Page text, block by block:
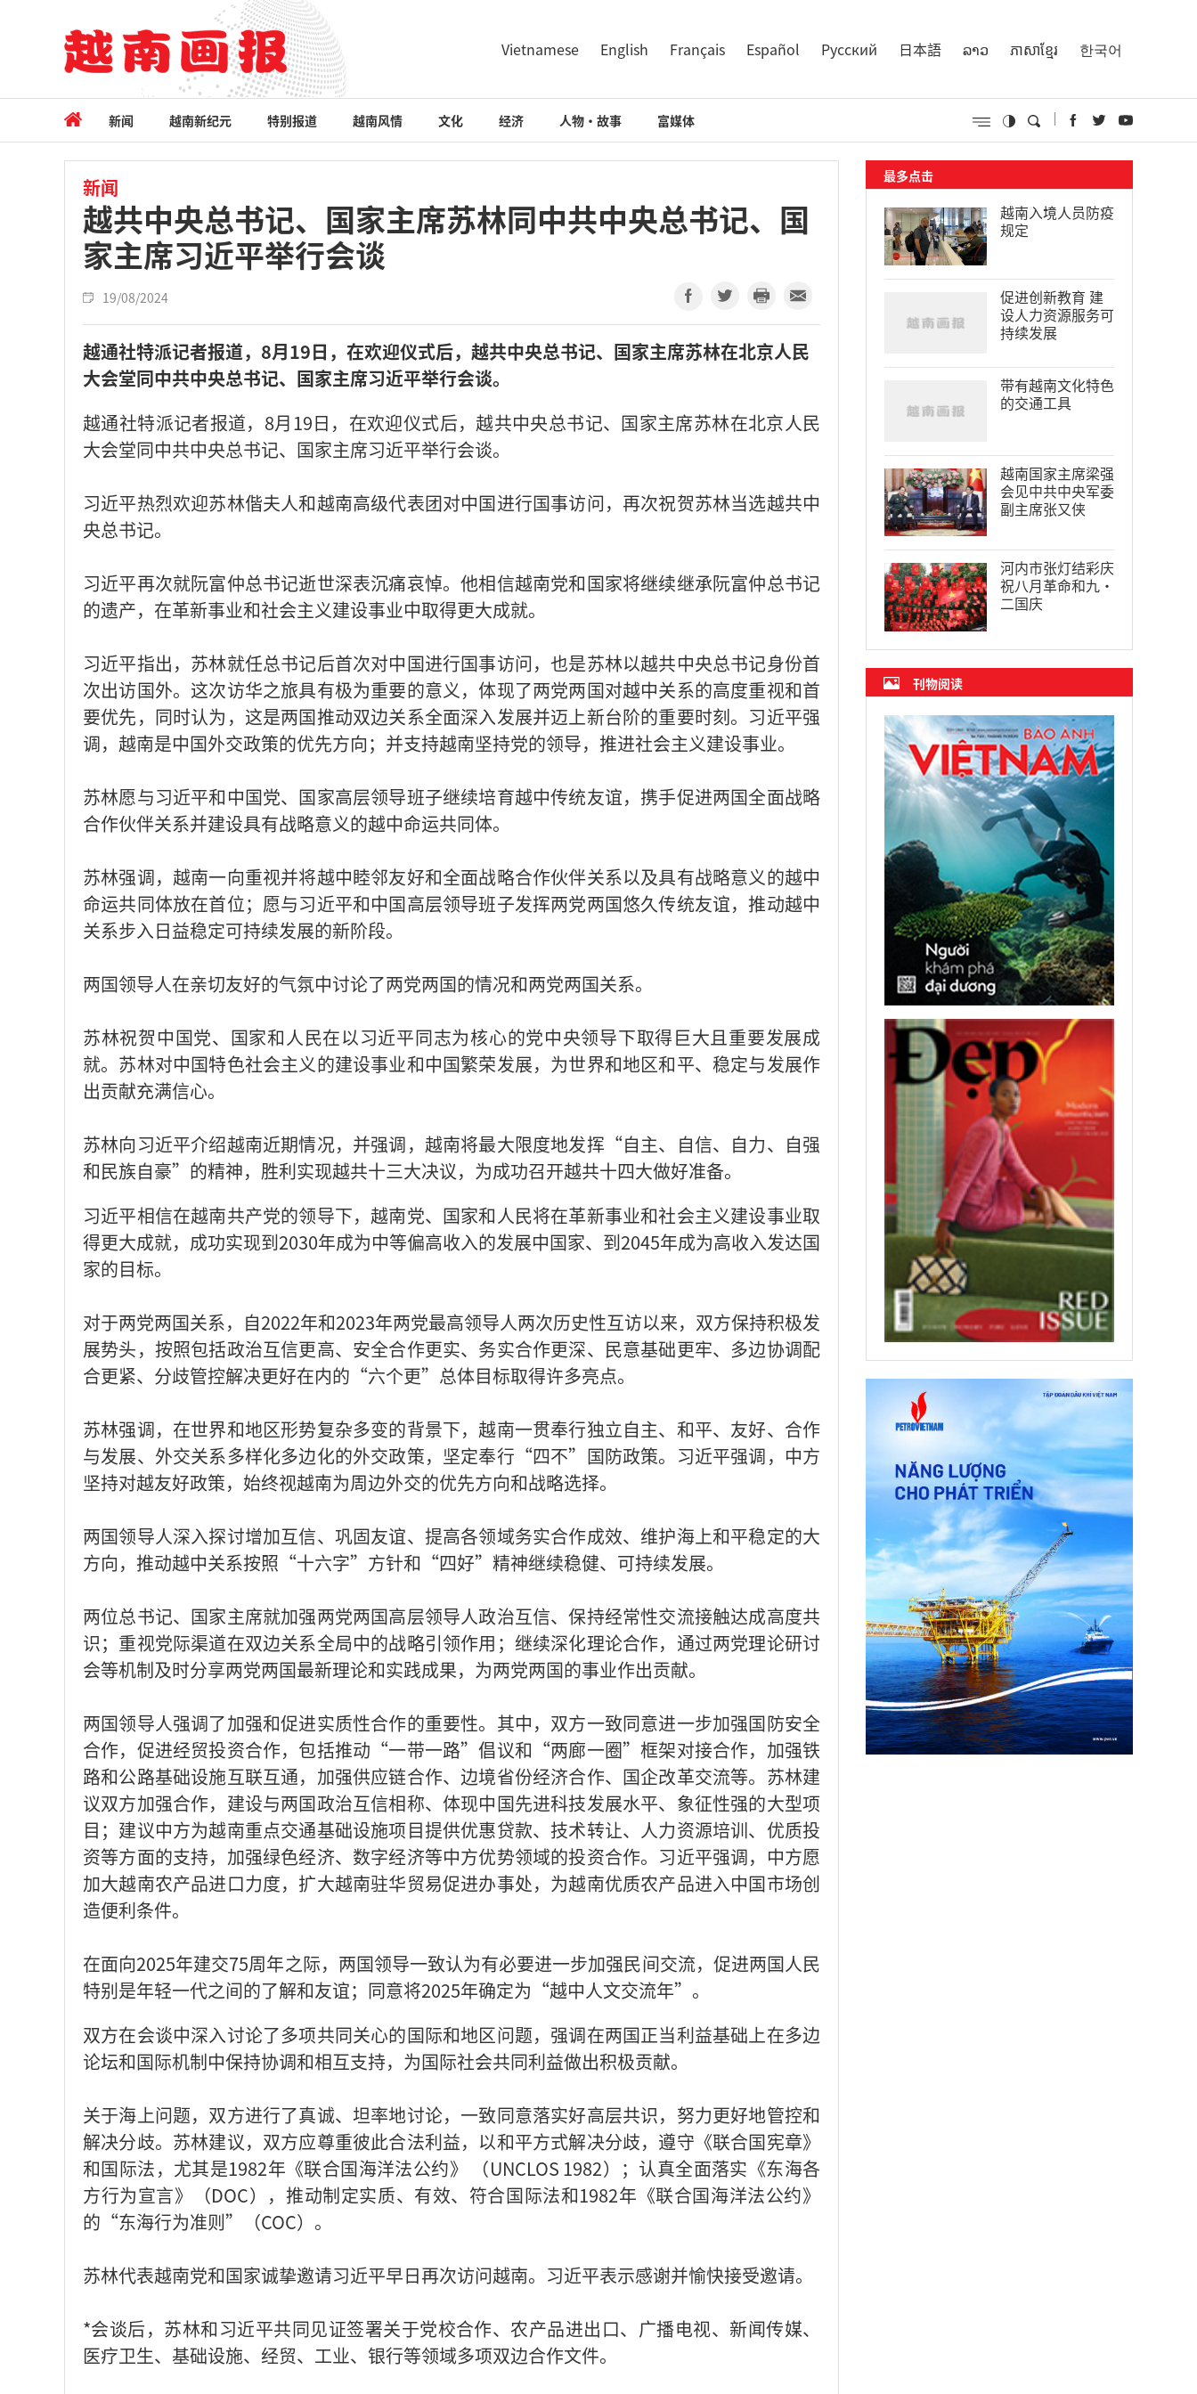
Vietnamese English Français Español Русский 日本語 ລາວ ភាសាខ្មែរ 한국어
新闻 越南新纪元 特别报道 越南风情 文化 经济 人物·故事 富媒体
新闻
越共中央总书记、国家主席苏林同中共中央总书记、国
家主席习近平举行会谈
19/08/2024
越通社特派记者报道，8月19日，在欢迎仪式后，越共中央总书记、国家主席苏林在北京人民
大会堂同中共中央总书记、国家主席习近平举行会谈。
越通社特派记者报道，8月19日，在欢迎仪式后，越共中央总书记、国家主席苏林在北京人民
大会堂同中共中央总书记、国家主席习近平举行会谈。
习近平热烈欢迎苏林偕夫人和越南高级代表团对中国进行国事访问，再次祝贺苏林当选越共中
央总书记。
习近平再次就阮富仲总书记逝世深表沉痛哀悼。他相信越南党和国家将继续继承阮富仲总书记
的遗产，在革新事业和社会主义建设事业中取得更大成就。
习近平指出，苏林就任总书记后首次对中国进行国事访问，也是苏林以越共中央总书记身份首
次出访国外。这次访华之旅具有极为重要的意义，体现了两党两国对越中关系的高度重视和首
要优先，同时认为，这是两国推动双边关系全面深入发展并迈上新台阶的重要时刻。习近平强
调，越南是中国外交政策的优先方向；并支持越南坚持党的领导，推进社会主义建设事业。
苏林愿与习近平和中国党、国家高层领导班子继续培育越中传统友谊，携手促进两国全面战略
合作伙伴关系并建设具有战略意义的越中命运共同体。
苏林强调，越南一向重视并将越中睦邻友好和全面战略合作伙伴关系以及具有战略意义的越中
命运共同体放在首位；愿与习近平和中国高层领导班子发挥两党两国悠久传统友谊，推动越中
关系步入日益稳定可持续发展的新阶段。
两国领导人在亲切友好的气氛中讨论了两党两国的情况和两党两国关系。
苏林祝贺中国党、国家和人民在以习近平同志为核心的党中央领导下取得巨大且重要发展成
就。苏林对中国特色社会主义的建设事业和中国繁荣发展，为世界和地区和平、稳定与发展作
出贡献充满信心。
苏林向习近平介绍越南近期情况，并强调，越南将最大限度地发挥“自主、自信、自力、自强
和民族自豪”的精神，胜利实现越共十三大决议，为成功召开越共十四大做好准备。
习近平相信在越南共产党的领导下，越南党、国家和人民将在革新事业和社会主义建设事业取
得更大成就，成功实现到2030年成为中等偏高收入的发展中国家、到2045年成为高收入发达国
家的目标。
对于两党两国关系，自2022年和2023年两党最高领导人两次历史性互访以来，双方保持积极发
展势头，按照包括政治互信更高、安全合作更实、务实合作更深、民意基础更牢、多边协调配
合更紧、分歧管控解决更好在内的“六个更”总体目标取得许多亮点。
苏林强调，在世界和地区形势复杂多变的背景下，越南一贯奉行独立自主、和平、友好、合作
与发展、外交关系多样化多边化的外交政策，坚定奉行“四不”国防政策。习近平强调，中方
坚持对越友好政策，始终视越南为周边外交的优先方向和战略选择。
两国领导人深入探讨增加互信、巩固友谊、提高各领域务实合作成效、维护海上和平稳定的大
方向，推动越中关系按照“十六字”方针和“四好”精神继续稳健、可持续发展。
两位总书记、国家主席就加强两党两国高层领导人政治互信、保持经常性交流接触达成高度共
识；重视党际渠道在双边关系全局中的战略引领作用；继续深化理论合作，通过两党理论研讨
会等机制及时分享两党两国最新理论和实践成果，为两党两国的事业作出贡献。
两国领导人强调了加强和促进实质性合作的重要性。其中，双方一致同意进一步加强国防安全
合作，促进经贸投资合作，包括推动“一带一路”倡议和“两廊一圈”框架对接合作，加强铁
路和公路基础设施互联互通，加强供应链合作、边境省份经济合作、国企改革交流等。苏林建
议双方加强合作，建设与两国政治互信相称、体现中国先进科技发展水平、象征性强的大型项
目；建议中方为越南重点交通基础设施项目提供优惠贷款、技术转让、人力资源培训、优质投
资等方面的支持，加强绿色经济、数字经济等中方优势领域的投资合作。习近平强调，中方愿
加大越南农产品进口力度，扩大越南驻华贸易促进办事处，为越南优质农产品进入中国市场创
造便利条件。
在面向2025年建交75周年之际，两国领导一致认为有必要进一步加强民间交流，促进两国人民
特别是年轻一代之间的了解和友谊；同意将2025年确定为“越中人文交流年”。
双方在会谈中深入讨论了多项共同关心的国际和地区问题，强调在两国正当利益基础上在多边
论坛和国际机制中保持协调和相互支持，为国际社会共同利益做出积极贡献。
关于海上问题，双方进行了真诚、坦率地讨论，一致同意落实好高层共识，努力更好地管控和
解决分歧。苏林建议，双方应尊重彼此合法利益，以和平方式解决分歧，遵守《联合国宪章》
和国际法，尤其是1982年《联合国海洋法公约》 （UNCLOS 1982）；认真全面落实《东海各
方行为宣言》（DOC），推动制定实质、有效、符合国际法和1982年《联合国海洋法公约》
的“东海行为准则”（COC）。
苏林代表越南党和国家诚挚邀请习近平早日再次访问越南。习近平表示感谢并愉快接受邀请。
*会谈后，苏林和习近平共同见证签署关于党校合作、农产品进出口、广播电视、新闻传媒、
医疗卫生、基础设施、经贸、工业、银行等领域多项双边合作文件。
最多点击
越南入境人员防疫
规定
促进创新教育 建
设人力资源服务可
持续发展
带有越南文化特色
的交通工具
越南国家主席梁强
会见中共中央军委
副主席张又侠
河内市张灯结彩庆
祝八月革命和九·
二国庆
刊物阅读